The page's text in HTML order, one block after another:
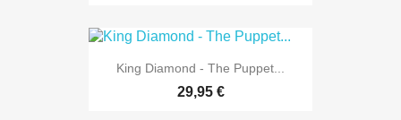
King Diamond - The Puppet...
29,95 €